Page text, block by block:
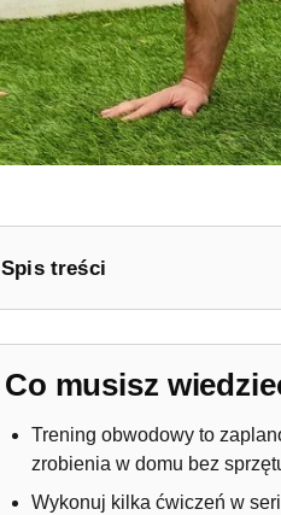
Spis treści
1. Trening obwodowy w domu?
1.1. Trening obwodowy – co
Co musisz
Trening obwodowy to
zrobienia w domu bez
Wykonuj kilka ćwiczeń w